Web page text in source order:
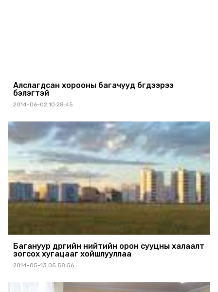
Алслагдсан хорооны багачууд бүгдээрээ
бэлэгтэй
2014-06-02 10:28:45
Багануур дүүргийн нийтийн орон сууцны халаалт
зогсох хугацааг хойшлууллаа
2014-05-13 05:58:56